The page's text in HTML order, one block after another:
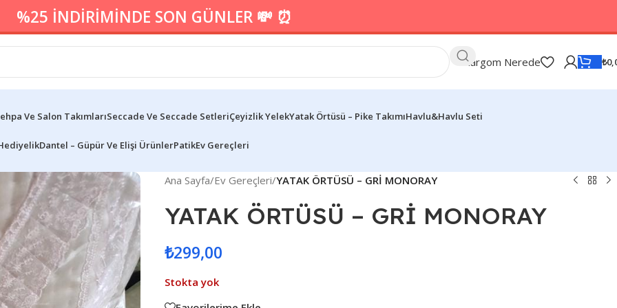
%25 İNDİRİMİNDE SON GÜNLER 💸 ⏰
Kargom Nerede ₺
Ve Salon TakımlarıSeccade Ve Seccade SetleriÇeyizlik YelekYatak Örtüsü – Pike TakımıHavlu&Havlu Seti
Dantel – Güpür Ve Elişi ÜrünlerPatikEv Gereçleri
Ana Sayfa/Ev Gereçleri/YATAK ÖRTÜSÜ – GRİ MONORAY
YATAK ÖRTÜSÜ – GRİ MONORAY
₺299,00
Stokta yok